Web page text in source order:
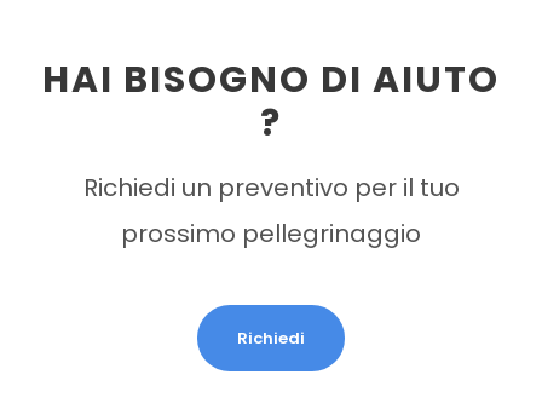
HAI BISOGNO DI AIUTO
?
Richiedi un preventivo per il tuo
prossimo pellegrinaggio
Richiedi